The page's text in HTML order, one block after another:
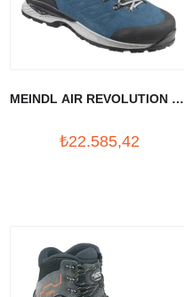
MEINDL AIR REVOLUTION 2.6
₺22.585,42